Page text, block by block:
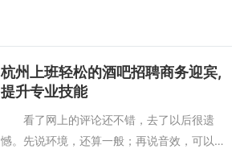
杭州上班轻松的酒吧招聘商务迎宾,
提升专业技能
看了网上的评论还不错，去了以后很遗
憾。先说环境，还算一般；再说音效，可以清